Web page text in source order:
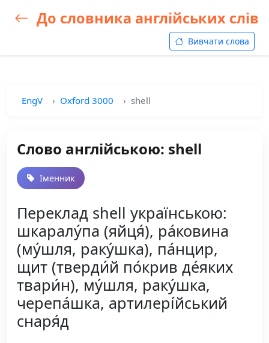
До словника англійських слів
Вивчати слова
EngV Oxford 3000 shell
Слово англійською: shell
Іменник
Переклад shell українською:
шкаралу́па (яйця́), ра́ковина
(му́шля, раку́шка), па́нцир,
щит (тверди́й по́крив де́яких
твари́н), му́шля, раку́шка,
черепа́шка, артилері́йський
снаря́д